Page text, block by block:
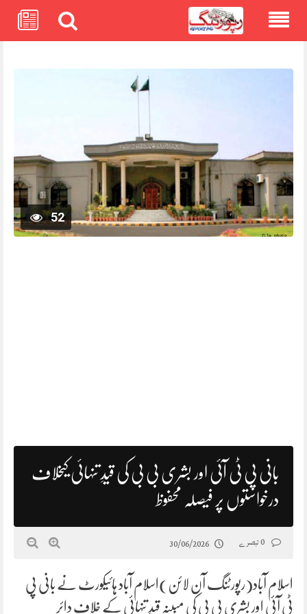
52
بانی پی ٹی آئی اور بشری بی بی کی قیدِ تنہائی کیخلاف
درخواستوں پر فیصلہ محفوظ
30/06/2026
اسلام آباد(رپورٹنگ آن لائن)اسلام آباد ہائیکورٹ نے بانی پی
ٹی آئی اور بشری بی بی کی مبینہ قیدِ تنہائی کے خلاف دائر